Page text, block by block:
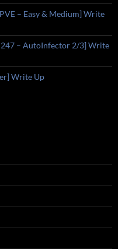
– Easy & Medium] Write
247 – AutoInfector 2/3] Write
Write Up